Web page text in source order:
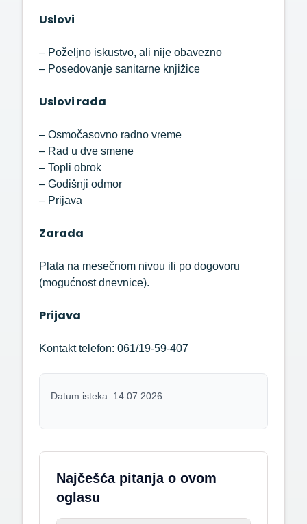
Uslovi
– Poželjno iskustvo, ali nije obavezno
– Posedovanje sanitarne knjižice
Uslovi rada
– Osmočasovno radno vreme
– Rad u dve smene
– Topli obrok
– Godišnji odmor
– Prijava
Zarada
Plata na mesečnom nivou ili po dogovoru
(mogućnost dnevnice).
Prijava
Kontakt telefon: 061/19-59-407
Datum isteka: 14.07.2026.
Najčešća pitanja o ovom
oglasu